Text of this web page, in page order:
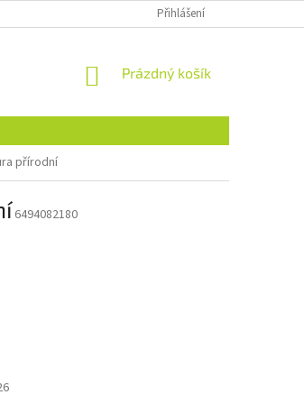
FORMULÁŘ PRO
Přihlášení
NÁKUPNÍ
Prázdný košík
přírodní
6494082180